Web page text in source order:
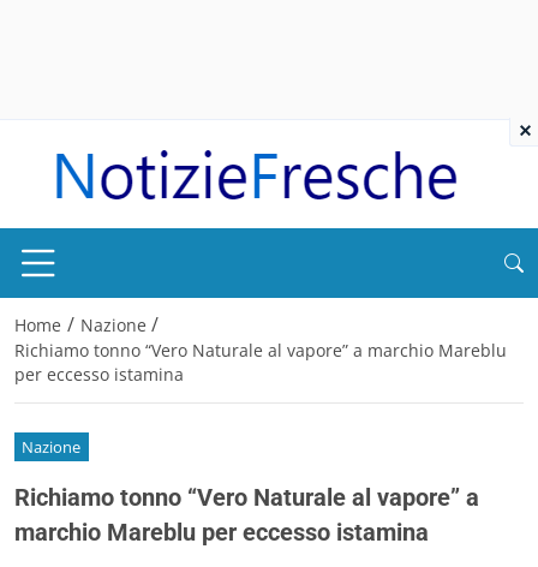
Home / Nazione /
Richiamo tonno “Vero Naturale al vapore” a marchio Mareblu
per eccesso istamina
Nazione
Richiamo tonno “Vero Naturale al vapore” a
marchio Mareblu per eccesso istamina
×